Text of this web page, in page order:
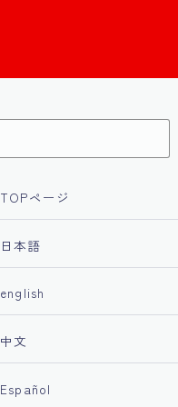
TOPページ
日本語
english
中文
Español